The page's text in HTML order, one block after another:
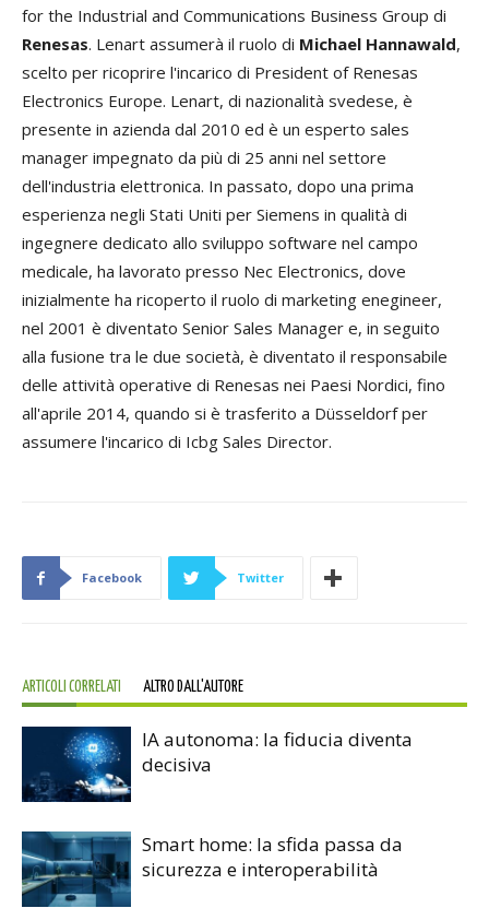
for the Industrial and Communications Business Group di
Renesas. Lenart assumerà il ruolo di Michael Hannawald,
scelto per ricoprire l'incarico di President of Renesas
Electronics Europe. Lenart, di nazionalità svedese, è
presente in azienda dal 2010 ed è un esperto sales
manager impegnato da più di 25 anni nel settore
dell'industria elettronica. In passato, dopo una prima
esperienza negli Stati Uniti per Siemens in qualità di
ingegnere dedicato allo sviluppo software nel campo
medicale, ha lavorato presso Nec Electronics, dove
inizialmente ha ricoperto il ruolo di marketing enegineer,
nel 2001 è diventato Senior Sales Manager e, in seguito
alla fusione tra le due società, è diventato il responsabile
delle attività operative di Renesas nei Paesi Nordici, fino
all'aprile 2014, quando si è trasferito a Düsseldorf per
assumere l'incarico di Icbg Sales Director.
Facebook Twitter
ARTICOLI CORRELATI ALTRO DALL'AUTORE
IA autonoma: la fiducia diventa
decisiva
Smart home: la sfida passa da
sicurezza e interoperabilità